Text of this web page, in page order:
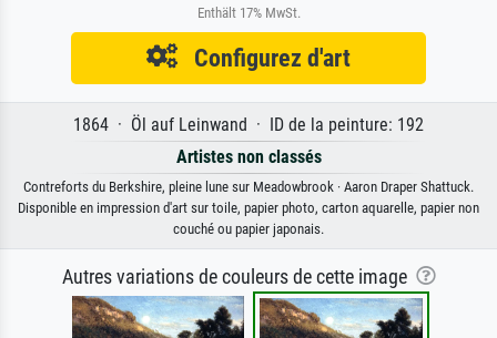
Enthält 17% MwSt.
Configurez d'art
1864 · Öl auf Leinwand · ID de la peinture: 192
Artistes non classés
Contreforts du Berkshire, pleine lune sur Meadowbrook · Aaron Draper Shattuck.
Disponible en impression d'art sur toile, papier photo, carton aquarelle, papier non
couché ou papier japonais.
Autres variations de couleurs de cette image